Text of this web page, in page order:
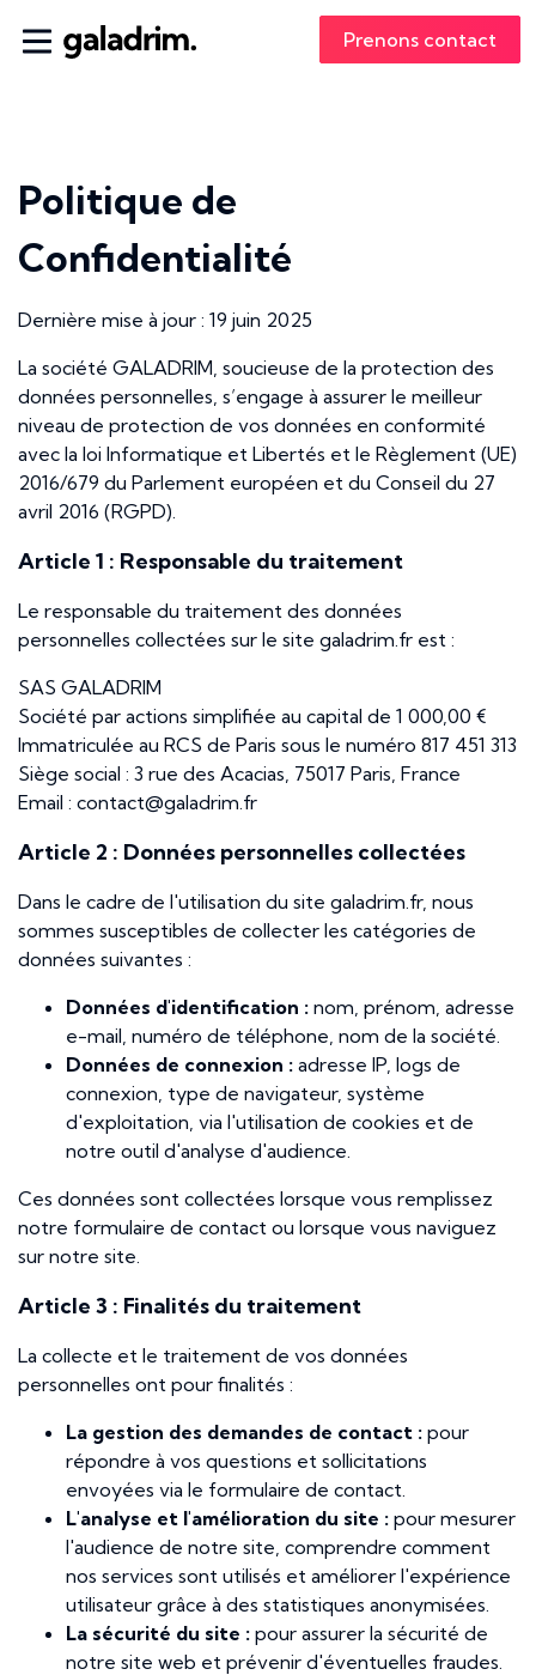
Prenons contact
Politique de
Confidentialité
Dernière mise à jour : 19 juin 2025
La société GALADRIM, soucieuse de la protection des
données personnelles, s’engage à assurer le meilleur
niveau de protection de vos données en conformité
avec la loi Informatique et Libertés et le Règlement (UE)
2016/679 du Parlement européen et du Conseil du 27
avril 2016 (RGPD).
Article 1 : Responsable du traitement
Le responsable du traitement des données
personnelles collectées sur le site galadrim.fr est :
SAS GALADRIM
Société par actions simplifiée au capital de 1 000,00 €
Immatriculée au RCS de Paris sous le numéro 817 451 313
Siège social : 3 rue des Acacias, 75017 Paris, France
Email : contact@galadrim.fr
Article 2 : Données personnelles collectées
Dans le cadre de l'utilisation du site galadrim.fr, nous
sommes susceptibles de collecter les catégories de
données suivantes :
Données d'identification : nom, prénom, adresse
e-mail, numéro de téléphone, nom de la société.
Données de connexion : adresse IP, logs de
connexion, type de navigateur, système
d'exploitation, via l'utilisation de cookies et de
notre outil d'analyse d'audience.
Ces données sont collectées lorsque vous remplissez
notre formulaire de contact ou lorsque vous naviguez
sur notre site.
Article 3 : Finalités du traitement
La collecte et le traitement de vos données
personnelles ont pour finalités :
La gestion des demandes de contact : pour
répondre à vos questions et sollicitations
envoyées via le formulaire de contact.
L'analyse et l'amélioration du site : pour mesurer
l'audience de notre site, comprendre comment
nos services sont utilisés et améliorer l'expérience
utilisateur grâce à des statistiques anonymisées.
La sécurité du site : pour assurer la sécurité de
notre site web et prévenir d'éventuelles fraudes.